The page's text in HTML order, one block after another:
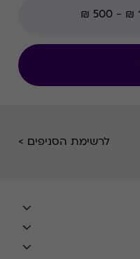
לרשימת הסניפים >